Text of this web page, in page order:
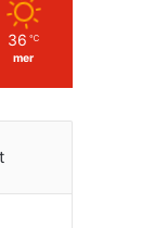
36 ℃
mer